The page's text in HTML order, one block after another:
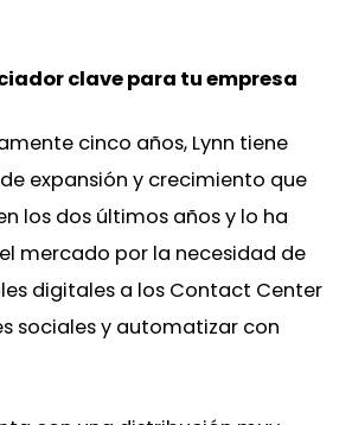
clave para tu empresa
cinco años, Lynn tiene
expansión y crecimiento que
los dos últimos años y lo ha
mercado por la necesidad de
digitales a los Contact Center
sociales y automatizar con